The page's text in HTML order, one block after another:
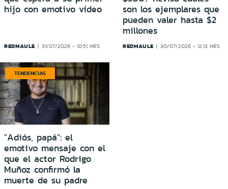
hijo con emotivo vídeo
REDMAULE 31/07/2026 - 10:51 HRS
son los ejemplares que
pueden valer hasta $2
millones
REDMAULE 30/07/2026 - 12:13 HRS
TENDENCIAS
"Adiós, papá": el
emotivo mensaje con el
que el actor Rodrigo
Muñoz confirmó la
muerte de su padre